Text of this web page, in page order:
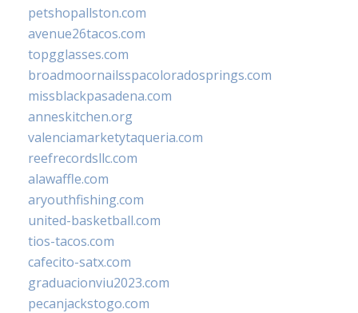
petshopallston.com
avenue26tacos.com
topgglasses.com
broadmoornailsspacoloradosprings.com
missblackpasadena.com
anneskitchen.org
valenciamarketytaqueria.com
reefrecordsllc.com
alawaffle.com
aryouthfishing.com
united-basketball.com
tios-tacos.com
cafecito-satx.com
graduacionviu2023.com
pecanjackstogo.com